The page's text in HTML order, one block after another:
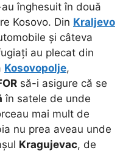
înghesuit în două
Kosovo. Din Kraljevo
și câteva
au plecat din
Kosovopolje,
să-i asigure că se
în satele de unde
mai mult de
nu prea aveau unde
Kragujevac, de